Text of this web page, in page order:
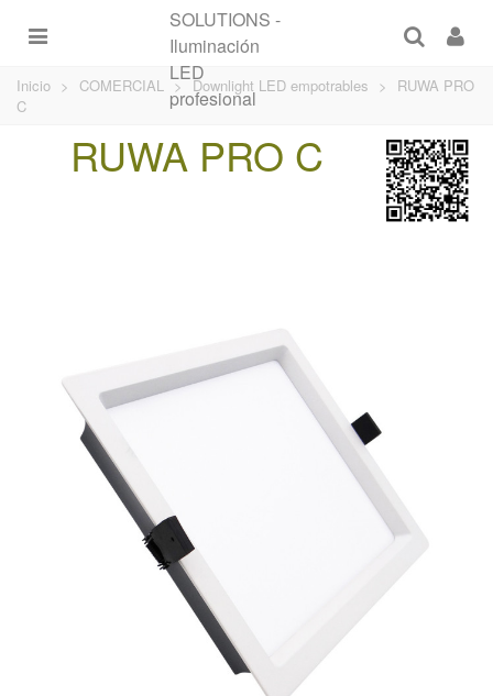
Inicio > COMERCIAL > Downlight LED empotrables >
RUWA PRO
C
RUWA PRO C